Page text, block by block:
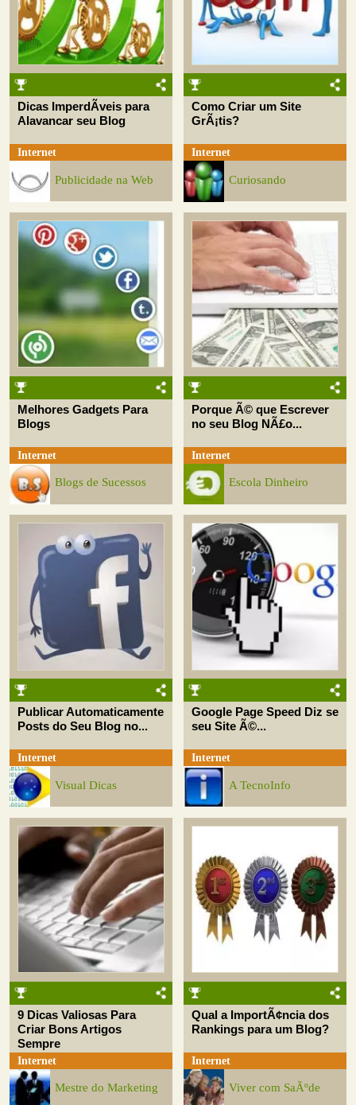
Dicas ImperdÃ­veis para
Alavancar seu Blog
Internet
Publicidade na Web
Como Criar um Site
GrÃ¡tis?
Internet
Curiosando
Melhores Gadgets Para
Blogs
Internet
Blogs de Sucessos
Porque Ã© que Escrever
no seu Blog NÃ£o...
Internet
Escola Dinheiro
Publicar Automaticamente
Posts do Seu Blog no...
Internet
Visual Dicas
Google Page Speed Diz se
seu Site Ã©...
Internet
A TecnoInfo
9 Dicas Valiosas Para
Criar Bons Artigos
Sempre
Internet
Mestre do Marketing
Qual a ImportÃ¢ncia dos
Rankings para um Blog?
Internet
Viver com SaÃºde